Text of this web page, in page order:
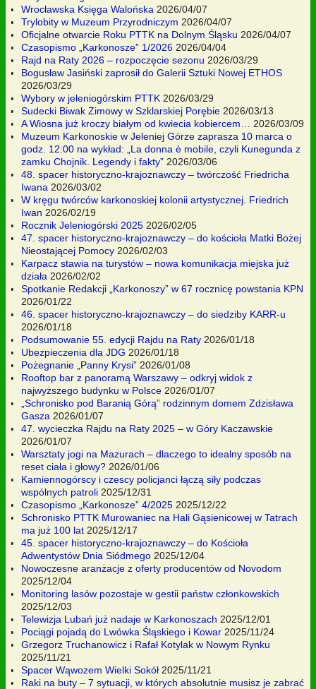
Wrocławska Księga Walońska 2026/04/07
Trylobity w Muzeum Przyrodniczym 2026/04/07
Oficjalne otwarcie Roku PTTK na Dolnym Śląsku 2026/04/07
Czasopismo „Karkonosze” 1/2026 2026/04/04
Rajd na Raty 2026 – rozpoczęcie sezonu 2026/03/29
Bogusław Jasiński zaprosił do Galerii Sztuki Nowej ETHOS
2026/03/29
Wybory w jeleniogórskim PTTK 2026/03/29
Sudecki Biwak Zimowy w Szklarskiej Porębie 2026/03/13
A Wiosna już kroczy białym od kwiecia kobiercem…
2026/03/09
Muzeum Karkonoskie w Jeleniej Górze zaprasza 10 marca o
godz. 12:00 na wykład: „La donna è mobile, czyli Kunegunda z
zamku Chojnik. Legendy i fakty” 2026/03/06
48. spacer historyczno-krajoznawczy – twórczość Friedricha
Iwana 2026/03/02
W kręgu twórców karkonoskiej kolonii artystycznej. Friedrich
Iwan 2026/02/19
Rocznik Jeleniogórski 2025 2026/02/05
47. spacer historyczno-krajoznawczy – do kościoła Matki Bożej
Nieostającej Pomocy 2026/02/03
Karpacz stawia na turystów – nowa komunikacja miejska już
działa 2026/02/02
Spotkanie Redakcji „Karkonoszy” w 67 rocznicę powstania KPN
2026/01/22
46. spacer historyczno-krajoznawczy – do siedziby KARR-u
2026/01/18
Podsumowanie 55. edycji Rajdu na Raty 2026/01/18
Ubezpieczenia dla JDG 2026/01/18
Pożegnanie „Panny Krysi” 2026/01/08
Rooftop bar z panoramą Warszawy – odkryj widok z
najwyższego budynku w Polsce 2026/01/07
„Schronisko pod Baranią Górą” rodzinnym domem Zdzisława
Gasza 2026/01/07
47. wycieczka Rajdu na Raty 2025 – w Góry Kaczawskie
2026/01/07
Warsztaty jogi na Mazurach – dlaczego to idealny sposób na
reset ciała i głowy? 2026/01/06
Kamiennogórscy i czescy policjanci łączą siły podczas
wspólnych patroli 2025/12/31
Czasopismo „Karkonosze” 4/2025 2025/12/22
Schronisko PTTK Murowaniec na Hali Gąsienicowej w Tatrach
ma już 100 lat 2025/12/17
45. spacer historyczno-krajoznawczy – do Kościoła
Adwentystów Dnia Siódmego 2025/12/04
Nowoczesne aranżacje z oferty producentów od Novodom
2025/12/04
Monitoring lasów pozostaje w gestii państw członkowskich
2025/12/03
Telewizja Lubań już nadaje w Karkonoszach 2025/12/01
Pociągi pojadą do Lwówka Śląskiego i Kowar 2025/11/24
Grzegorz Truchanowicz i Rafał Kotylak w Nowym Rynku
2025/11/21
Spacer Wąwozem Wielki Sokół 2025/11/21
Raki na buty – 7 sytuacji, w których absolutnie musisz je zabrać